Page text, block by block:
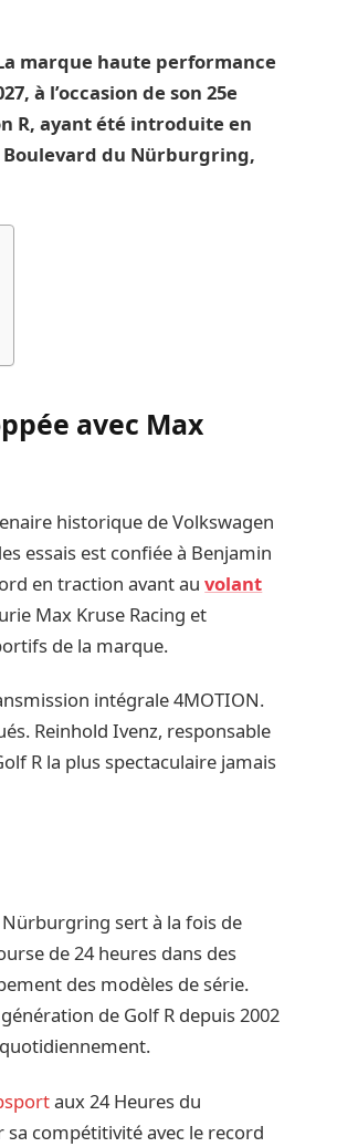
marque haute performance
à l’occasion de son 25e
R, ayant été introduite en
Boulevard du Nürburgring,
avec Max
historique de Volkswagen
essais est confiée à Benjamin
en traction avant auvolant
Max Kruse Racing et
de la marque.
intégrale 4MOTION.
Reinhold Ivenz, responsable
R la plus spectaculaire jamais
sert à la fois de
de 24 heures dans des
des modèles de série.
de Golf R depuis 2002
aux 24 Heures du
compétitivité avec le record